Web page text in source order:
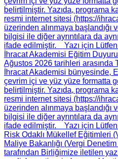
belirtilmiştir. Yazıda, programa
resmi internet sitesi (https://
üzerinden alınmaya başlandığı
bilgisi ile diğer ayrıntılara da
ifade edilmiştir. Yazı için Lütfen
İhracat Akademisi Eğitim
Ağustos 2026 tarihleri arasında
İhracat Akademisi bünyesinde,
çevrim içi ve yüz yüze formatta
belirtilmiştir. Yazıda, programa
resmi internet sitesi (https://
üzerinden alınmaya başlandığı
bilgisi ile diğer ayrıntılara da
ifade edilmiştir. Yazı için Lütfen
Risk Odaklı Mükellef Eğitimleri
Maliye Bakanlığı (Vergi
tarafından Birliğimize iletilen